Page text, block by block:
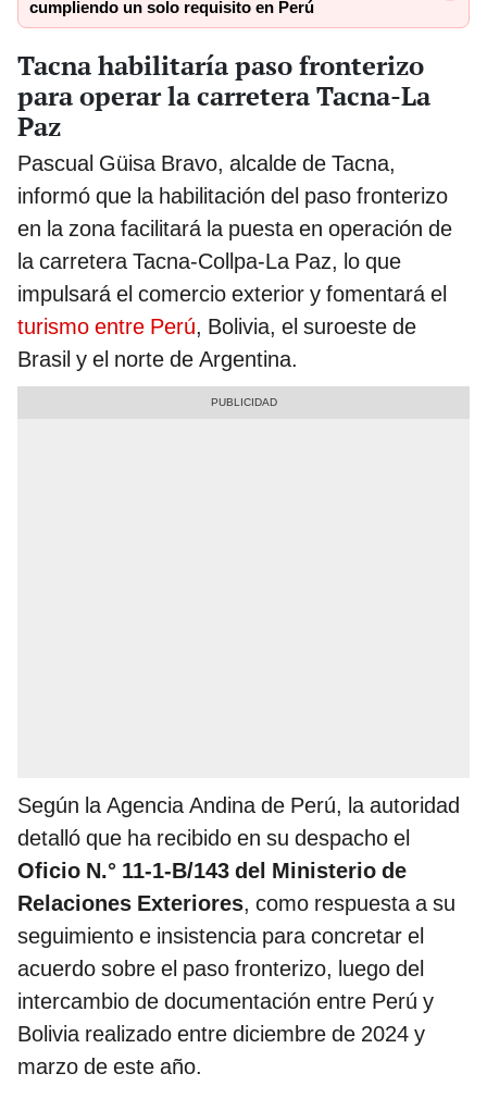
cumpliendo un solo requisito en Perú
Tacna habilitaría paso fronterizo
para operar la carretera Tacna-La
Paz
Pascual Güisa Bravo, alcalde de Tacna,
informó que la habilitación del paso fronterizo
en la zona facilitará la puesta en operación de
la carretera Tacna-Collpa-La Paz, lo que
impulsará el comercio exterior y fomentará el
turismo entre Perú, Bolivia, el suroeste de
Brasil y el norte de Argentina.
Según la Agencia Andina de Perú, la autoridad
detalló que ha recibido en su despacho el
Oficio N.° 11-1-B/143 del Ministerio de
Relaciones Exteriores, como respuesta a su
seguimiento e insistencia para concretar el
acuerdo sobre el paso fronterizo, luego del
intercambio de documentación entre Perú y
Bolivia realizado entre diciembre de 2024 y
marzo de este año.